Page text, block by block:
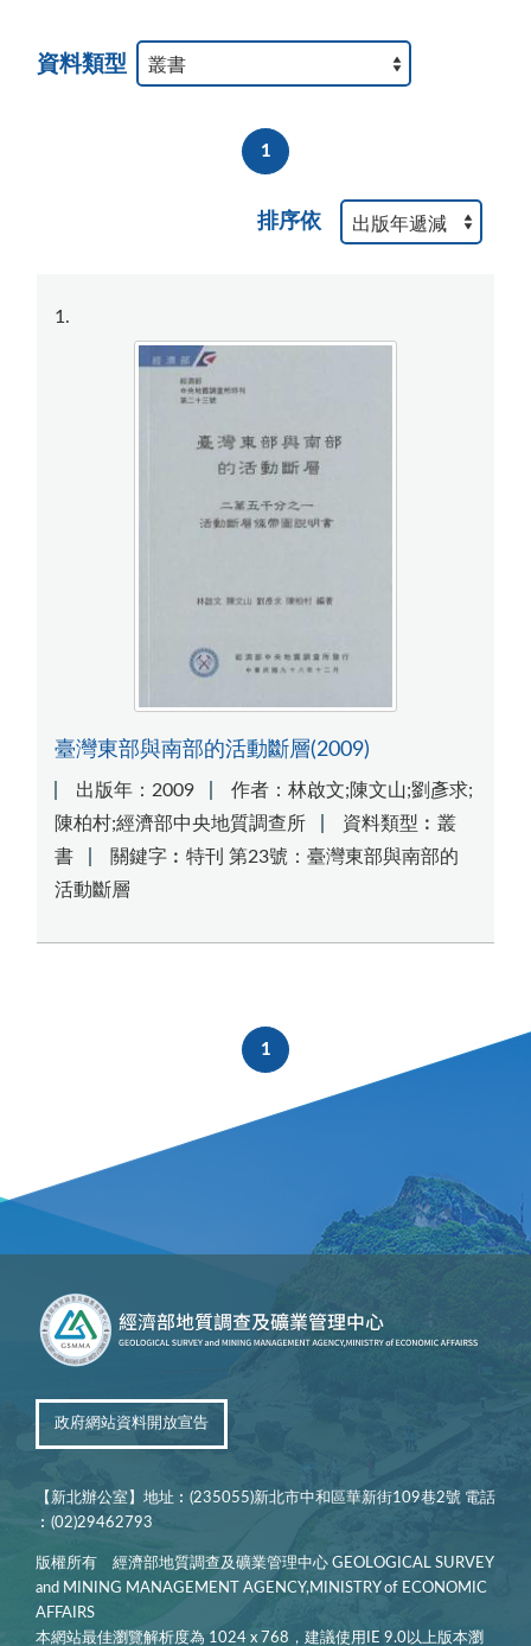
資料類型
1
排序依
1
臺灣東部與南部的活動斷層(2009)
出版年：2009
作者：林啟文;陳文山;劉彥求;
陳柏村;經濟部中央地質調查所
資料類型︰叢
書
關鍵字︰特刊 第23號：臺灣東部與南部的
活動斷層
1
政府網站資料開放宣告
【新北辦公室】地址︰(235055)新北市中和區華新街109巷2號 電話
︰(02)29462793
版權所有 經濟部地質調查及礦業管理中心 GEOLOGICAL SURVEY
and MINING MANAGEMENT AGENCY,MINISTRY of ECONOMIC
AFFAIRS
本網站最佳瀏覽解析度為 1024 x 768，建議使用IE 9.0以上版本瀏